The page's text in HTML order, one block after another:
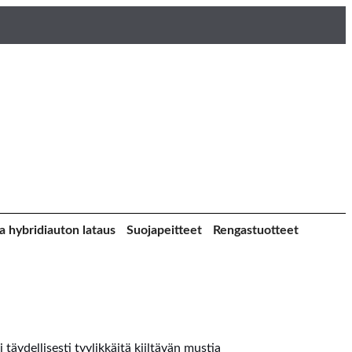
hybridiauton lataus Suojapeitteet Rengastuotteet